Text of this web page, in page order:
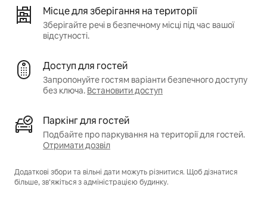
Місце для зберігання на території
Зберігайте речі в безпечному місці під час вашої
відсутності.
Доступ для гостей
Запропонуйте гостям варіанти безпечного доступу
без ключа. Встановити доступ
Паркінг для гостей
Подбайте про паркування на території для гостей.
Отримати дозвіл
Додаткові збори та вільні дати можуть різнитися. Щоб дізнатися
більше, зв’яжіться з адміністрацією будинку.